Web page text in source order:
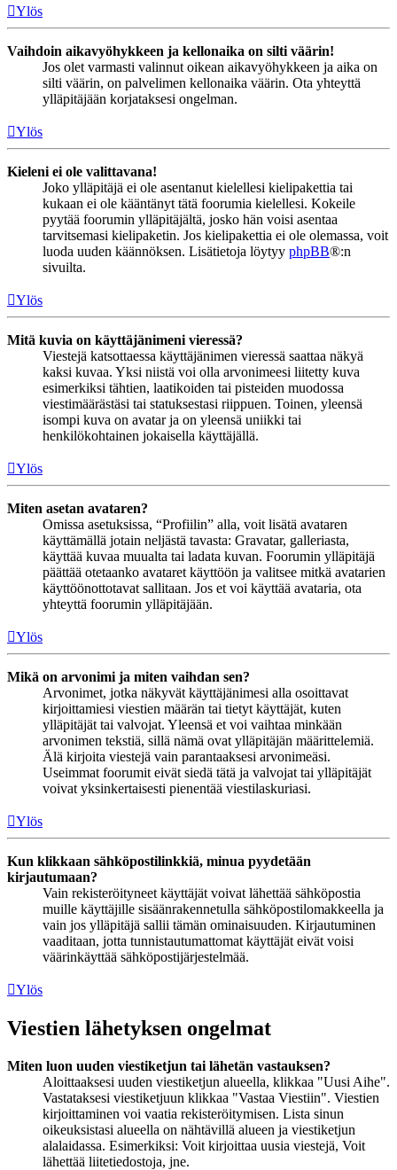
Ylös
Vaihdoin aikavyöhykkeen ja kellonaika on silti väärin!
Jos olet varmasti valinnut oikean aikavyöhykkeen ja aika on
silti väärin, on palvelimen kellonaika väärin. Ota yhteyttä
ylläpitäjään korjataksesi ongelman.
Ylös
Kieleni ei ole valittavana!
Joko ylläpitäjä ei ole asentanut kielellesi kielipakettia tai
kukaan ei ole kääntänyt tätä foorumia kielellesi. Kokeile
pyytää foorumin ylläpitäjältä, josko hän voisi asentaa
tarvitsemasi kielipaketin. Jos kielipakettia ei ole olemassa, voit
luoda uuden käännöksen. Lisätietoja löytyy phpBB®:n
sivuilta.
Ylös
Mitä kuvia on käyttäjänimeni vieressä?
Viestejä katsottaessa käyttäjänimen vieressä saattaa näkyä
kaksi kuvaa. Yksi niistä voi olla arvonimeesi liitetty kuva
esimerkiksi tähtien, laatikoiden tai pisteiden muodossa
viestimäärästäsi tai statuksestasi riippuen. Toinen, yleensä
isompi kuva on avatar ja on yleensä uniikki tai
henkilökohtainen jokaisella käyttäjällä.
Ylös
Miten asetan avataren?
Omissa asetuksissa, “Profiilin” alla, voit lisätä avataren
käyttämällä jotain neljästä tavasta: Gravatar, galleriasta,
käyttää kuvaa muualta tai ladata kuvan. Foorumin ylläpitäjä
päättää otetaanko avataret käyttöön ja valitsee mitkä avatarien
käyttöönottotavat sallitaan. Jos et voi käyttää avataria, ota
yhteyttä foorumin ylläpitäjään.
Ylös
Mikä on arvonimi ja miten vaihdan sen?
Arvonimet, jotka näkyvät käyttäjänimesi alla osoittavat
kirjoittamiesi viestien määrän tai tietyt käyttäjät, kuten
ylläpitäjät tai valvojat. Yleensä et voi vaihtaa minkään
arvonimen tekstiä, sillä nämä ovat ylläpitäjän määrittelemiä.
Älä kirjoita viestejä vain parantaaksesi arvonimeäsi.
Useimmat foorumit eivät siedä tätä ja valvojat tai ylläpitäjät
voivat yksinkertaisesti pienentää viestilaskuriasi.
Ylös
Kun klikkaan sähköpostilinkkiä, minua pyydetään
kirjautumaan?
Vain rekisteröityneet käyttäjät voivat lähettää sähköpostia
muille käyttäjille sisäänrakennetulla sähköpostilomakkeella ja
vain jos ylläpitäjä sallii tämän ominaisuuden. Kirjautuminen
vaaditaan, jotta tunnistautumattomat käyttäjät eivät voisi
väärinkäyttää sähköpostijärjestelmää.
Ylös
Viestien lähetyksen ongelmat
Miten luon uuden viestiketjun tai lähetän vastauksen?
Aloittaaksesi uuden viestiketjun alueella, klikkaa "Uusi Aihe".
Vastataksesi viestiketjuun klikkaa "Vastaa Viestiin". Viestien
kirjoittaminen voi vaatia rekisteröitymisen. Lista sinun
oikeuksistasi alueella on nähtävillä alueen ja viestiketjun
alalaidassa. Esimerkiksi: Voit kirjoittaa uusia viestejä, Voit
lähettää liitetiedostoja, jne.